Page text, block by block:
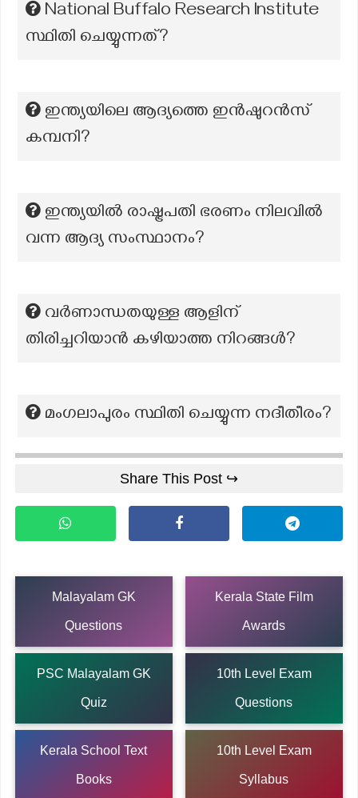
National Buffalo Research Institute
സ്ഥിതി ചെയ്യുന്നത്?
ഇന്ത്യയിലെ ആദ്യത്തെ ഇൻഷുറൻസ്
കമ്പനി?
ഇന്ത്യയിൽ രാഷ്ട്രപതി ഭരണം നിലവിൽ
വന്ന ആദ്യ സംസ്ഥാനം?
വർണാന്ധതയുള്ള ആളിന്
തിരിച്ചറിയാൻ കഴിയാത്ത നിറങ്ങൾ?
മംഗലാപുരം സ്ഥിതി ചെയ്യുന്ന നദീതീരം?
Share This Post ↪
Malayalam GK
Questions
Kerala State Film
Awards
PSC Malayalam GK
Quiz
10th Level Exam
Questions
Kerala School Text
Books
10th Level Exam
Syllabus